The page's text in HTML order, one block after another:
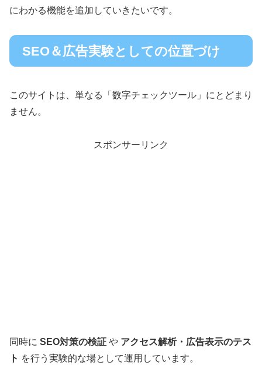
にわかる機能を追加していきたいです。
SEO＆広告実験としての位置づけ
このサイトは、単なる「数字チェックツール」にとどまり
ません。
スポンサーリンク
同時に SEO対策の検証 や アクセス解析・広告表示のテス
ト を行う実験的な場として運用しています。